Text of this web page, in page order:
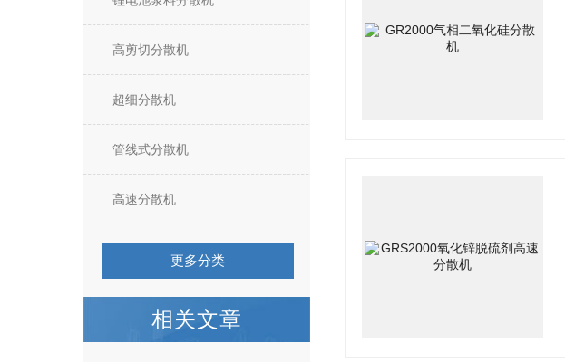
高剪切分散机
超细分散机
管线式分散机
高速分散机
更多分类
相关文章